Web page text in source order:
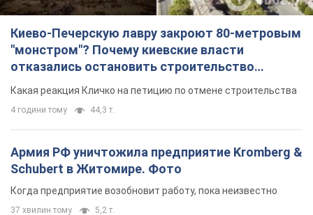
МИД Болгарии вызвал украинского посла из-за
инцидента с дроном: что произошло
Беседа состоится 10 августа
4 години тому 6,3 т.